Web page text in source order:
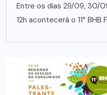
Entre os dias 29/09, 30/
12h acontecerá o 11° BHB